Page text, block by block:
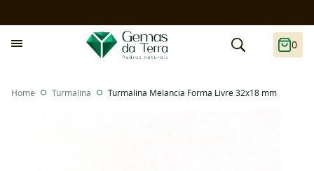
0
Home Turmalina Turmalina Melancia Forma Livre 32x18 mm